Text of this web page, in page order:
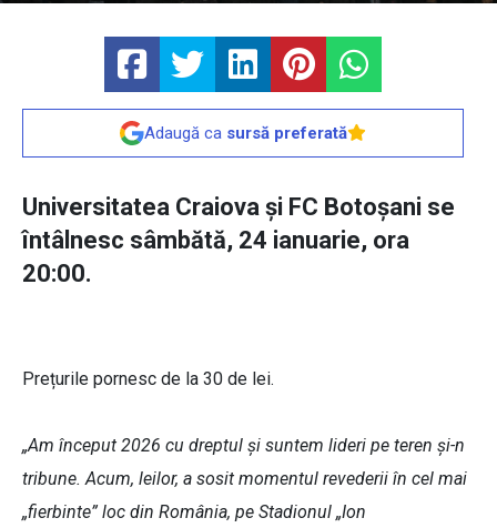
Adaugă ca sursă preferată
Universitatea Craiova și FC Botoșani se
întâlnesc sâmbătă, 24 ianuarie, ora
20:00.
Prețurile pornesc de la 30 de lei.
„Am început 2026 cu dreptul și suntem lideri pe teren și-n
tribune. Acum, leilor, a sosit momentul revederii în cel mai
„fierbinte” loc din România, pe Stadionul „Ion